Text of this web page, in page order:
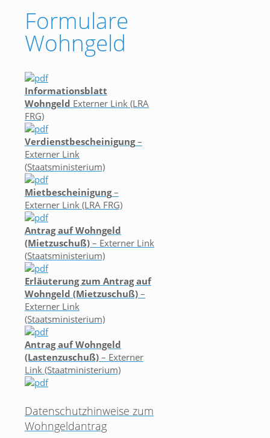
Formulare
Wohngeld
Informationsblatt
Wohngeld Externer Link (LRA
FRG)
Verdienstbescheinigung–
Externer Link
(Staatsministerium)
Mietbescheinigung–
Externer Link (LRA FRG)
Antrag auf Wohngeld
(Mietzuschuß) – Externer Link
(Staatsministerium)
Erläuterung zum Antrag auf
Wohngeld (Mietzuschuß) –
Externer Link
(Staatsministerium)
Antrag auf Wohngeld
(Lastenzuschuß) – Externer
Link (Staatministerium)
Datenschutzhinweise zum
Wohngeldantrag